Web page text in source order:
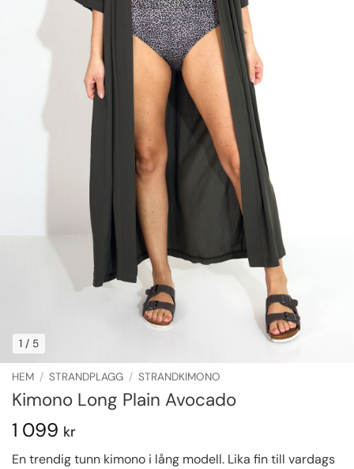
1 / 5
HEM / STRANDPLAGG / STRANDKIMONO
Kimono Long Plain Avocado
1 099 kr
En trendig tunn kimono i lång modell. Lika fin till vardags